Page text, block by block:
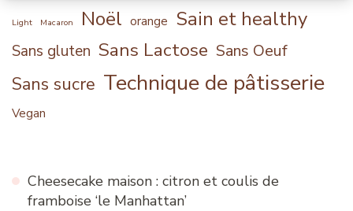
Light Macaron Noël orange Sain et healthy
Sans gluten Sans Lactose Sans Oeuf
Sans sucre Technique de pâtisserie
Vegan
Cheesecake maison : citron et coulis de
framboise ‘le Manhattan’